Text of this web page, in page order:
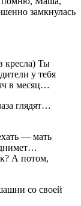
замкнулась
кресла) Ты
у тебя
в месяц…
глядят…
— мать
А потом,
со своей